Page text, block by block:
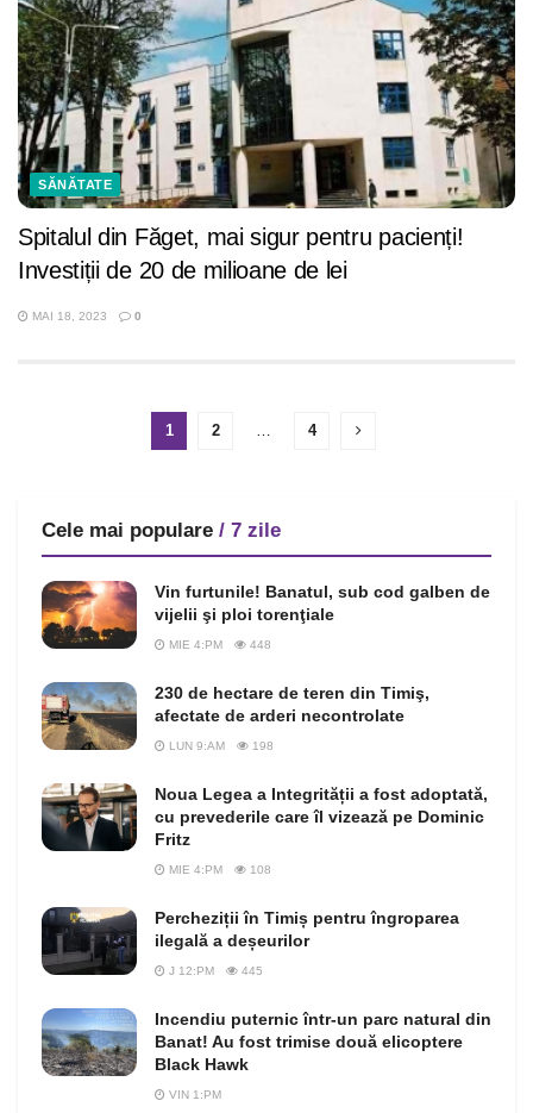
SĂNĂTATE
Spitalul din Făget, mai sigur pentru pacienți!
Investiții de 20 de milioane de lei
MAI 18, 2023 0
1 2 … 4
Cele mai populare / 7 zile
Vin furtunile! Banatul, sub cod galben de
vijelii şi ploi torenţiale
MIE 4:PM 448
230 de hectare de teren din Timiş,
afectate de arderi necontrolate
LUN 9:AM 198
Noua Legea a Integrității a fost adoptată,
cu prevederile care îl vizează pe Dominic
Fritz
MIE 4:PM 108
Percheziții în Timiș pentru îngroparea
ilegală a deșeurilor
J 12:PM 445
Incendiu puternic într-un parc natural din
Banat! Au fost trimise două elicoptere
Black Hawk
VIN 1:PM